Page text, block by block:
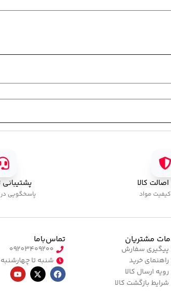
کالا
مواد پاسخگویی
مشتریان
پیگیری سفارش
راهنمای خرید
رویه ارسال کالا
شرایط بازگشت کالا
تماس‌با‌ما
۰۹۲۰۳۴۰۹۲۰۰
شنبه تا چهارشنبه ۹:۰۰ الی ۱۷:۰۰